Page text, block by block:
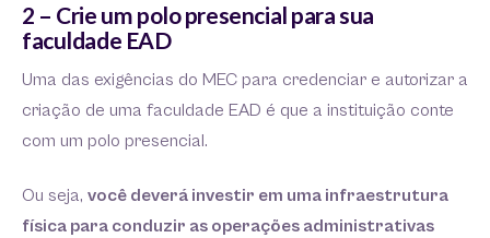
2 – Crie um polo presencial para sua
faculdade EAD
Uma das exigências do MEC para credenciar e autorizar a
criação de uma faculdade EAD é que a instituição conte
com um polo presencial.
Ou seja, você deverá investir em uma infraestrutura
física para conduzir as operações administrativas